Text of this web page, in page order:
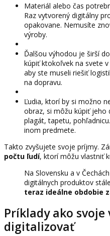
Materiál alebo čas
Raz vytvorený digitálny
opakovane. Nemusíte
výroby.
Ďalšou výhodou je širší
kúpiť ktokoľvek na svete
aby ste museli riešiť
na dopravu.
Ľudia, ktorí by si možno
obraz, si môžu kúpiť jeho
plagát, tapetu,
inom predmete.
Takto zvyšujete svoje príjmy.
počtu ľudí, ktorí môžu vlastniť
Na Slovensku a v
digitálnych produktov
teraz ideálne obdobie
Príklady ako svoje
digitalizovať